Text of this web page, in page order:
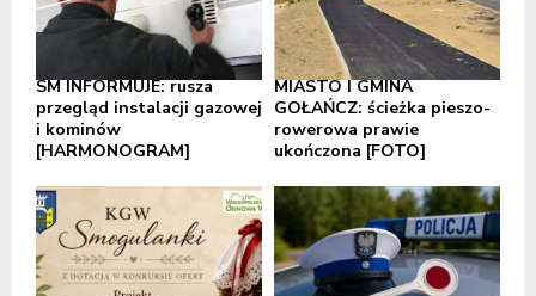
SM INFORMUJE: rusza
przegląd instalacji gazowej
i kominów
[HARMONOGRAM]
MIASTO I GMINA
GOŁAŃCZ: ścieżka pieszo-
rowerowa prawie
ukończona [FOTO]